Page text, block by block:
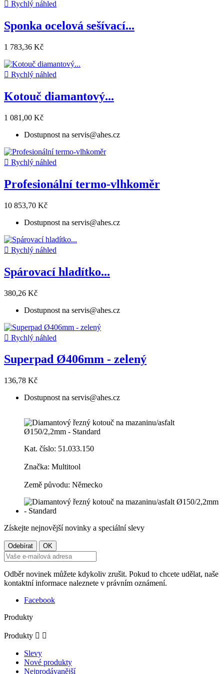
 Rychlý náhled
Sponka ocelová sešívací...
1 783,36 Kč
 Rychlý náhled
Kotouč diamantový...
1 081,00 Kč
Dostupnost na servis@ahes.cz
 Rychlý náhled
Profesionální termo-vlhkoměr
10 853,70 Kč
Dostupnost na servis@ahes.cz
 Rychlý náhled
Spárovací hladítko...
380,26 Kč
Dostupnost na servis@ahes.cz
 Rychlý náhled
Superpad Ø406mm - zelený
136,78 Kč
Dostupnost na servis@ahes.cz
Kat. číslo: 51.033.150
Značka: Multitool
Země původu: Německo
Získejte nejnovější novinky a speciální slevy
Odběr novinek můžete kdykoliv zrušit. Pokud to chcete udělat, naše
kontaktní informace naleznete v právním oznámení.
Facebook
Produkty
Produkty  
Slevy
Nové produkty
Nejprodávanější